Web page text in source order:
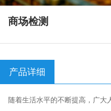
商场检测
产品详细
随着生活水平的不断提高，广大